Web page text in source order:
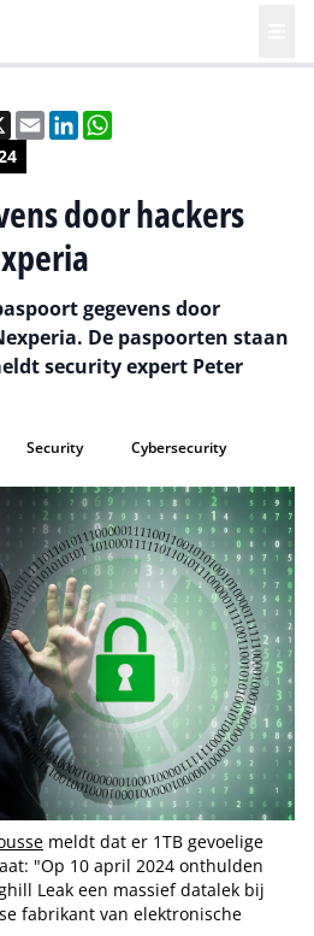
X EmailLinkedIn
door hackers
gegevens door
De paspoorten staan
security expert Peter
Security Cybersecurity
meldt dat er 1TB gevoelige
"Op 10 april 2024 onthulden
Leak een massief datalek bij
fabrikant van elektronische